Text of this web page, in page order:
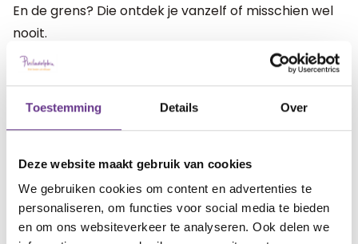
Toestemming Details Over
Deze website maakt gebruik van cookies
We gebruiken cookies om content en advertenties te
personaliseren, om functies voor social media te bieden
en om ons websiteverkeer te analyseren. Ook delen we
En de grens? Die ontdek je vanzelf of misschien wel
nooit.
Stephanie is getrouwd met Ivo. Hun dochter Anna
Sophie is geboren in 2013 met het syndroom van
Down en een prikkelverwerkingsstoornis. Sinds haar
Stephanie is naast initiatiefnemer van Stichting de
Wereld van Anna Sophie, verliesbegeleider en
coach voor naasten en mantelzorgers.